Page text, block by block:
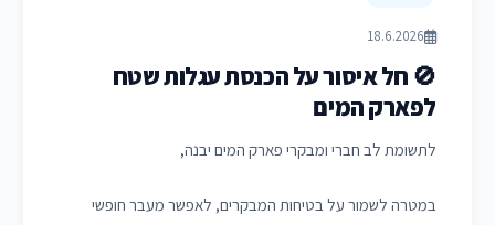
18.6.2026
🚫 חל איסור על הכנסת עגלות שטח
לפארק המים
לתשומת לב חברי ומבקרי פארק המים יבנה,
במטרה לשמור על בטיחות המבקרים, לאפשר מעבר חופשי